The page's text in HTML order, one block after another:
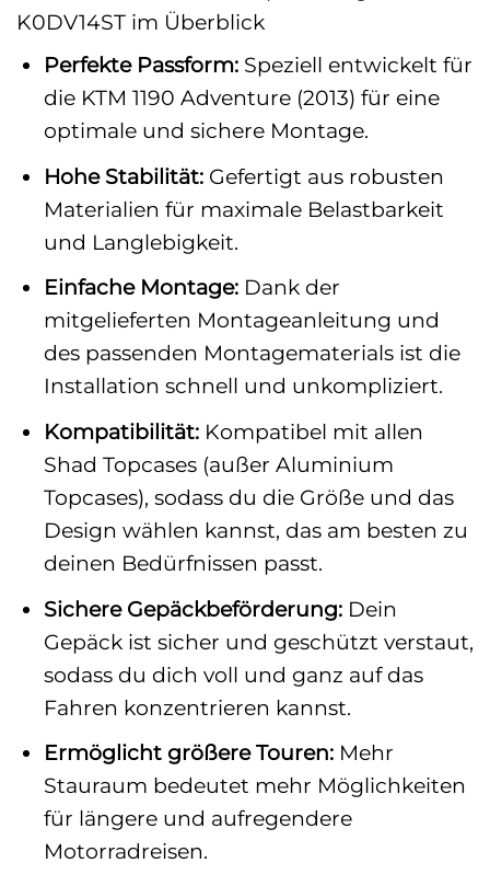
K0DV14ST im Überblick
Perfekte Passform:Speziell entwickelt für
die KTM 1190 Adventure (2013) für eine
optimale und sichere Montage.
Hohe Stabilität:Gefertigt aus robusten
Materialien für maximale Belastbarkeit
und Langlebigkeit.
Einfache Montage:Dank der
mitgelieferten Montageanleitung und
des passenden Montagematerials ist die
Installation schnell und unkompliziert.
Kompatibilität:Kompatibel mit allen
Shad Topcases (außer Aluminium
Topcases), sodass du die Größe und das
Design wählen kannst, das am besten zu
deinen Bedürfnissen passt.
Sichere Gepäckbeförderung:Dein
Gepäck ist sicher und geschützt verstaut,
sodass du dich voll und ganz auf das
Fahren konzentrieren kannst.
Ermöglicht größere Touren:Mehr
Stauraum bedeutet mehr Möglichkeiten
für längere und aufregendere
Motorradreisen.